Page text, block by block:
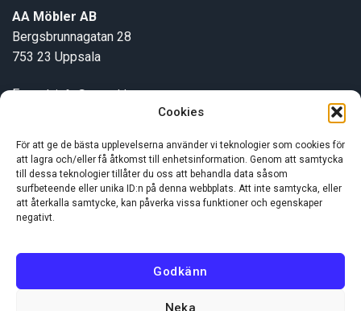
Cookies
För att ge de bästa upplevelserna använder vi teknologier som cookies för
att lagra och/eller få åtkomst till enhetsinformation. Genom att samtycka
till dessa teknologier tillåter du oss att behandla data såsom
surfbeteende eller unika ID:n på denna webbplats. Att inte samtycka, eller
att återkalla samtycke, kan påverka vissa funktioner och egenskaper
negativt.
Godkänn
Neka
AA Möbler AB
Bergsbrunnagatan 28
753 23 Uppsala
E-post:info@aamobler.se
INFORMATION
Om oss
Visa